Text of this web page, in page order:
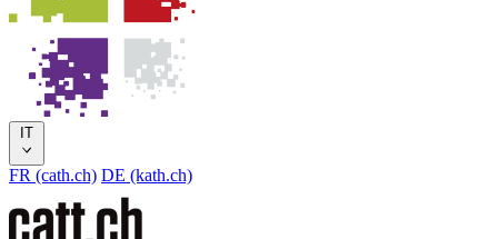
IT
FR (cath.ch) DE (kath.ch)